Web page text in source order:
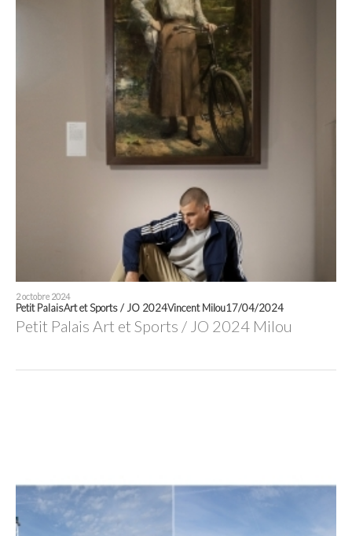
2 octobre 2024
Petit PalaisArt et Sports / JO 2024Vincent Milou17/04/2024
Petit Palais Art et Sports / JO 2024 Milou